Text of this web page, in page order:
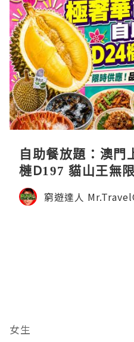
自助餐放題：澳門
槤D197 貓山王無限
窮遊達人
女生